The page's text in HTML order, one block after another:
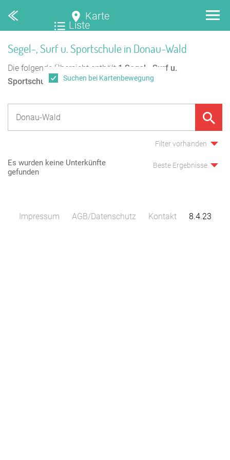
Karte
Liste
Segel-, Surf u. Sportschule in Donau-Wald
Die folgende Übersicht enthält 1 Segel-, Surf u.
Sportschulein Donau-Wald.
Filter vorhanden
Es wurden keine Unterkünfte
gefunden
Beste Ergebnisse
Suchen bei Kartenbewegung
Impressum AGB/Datenschutz Kontakt 8.4.23